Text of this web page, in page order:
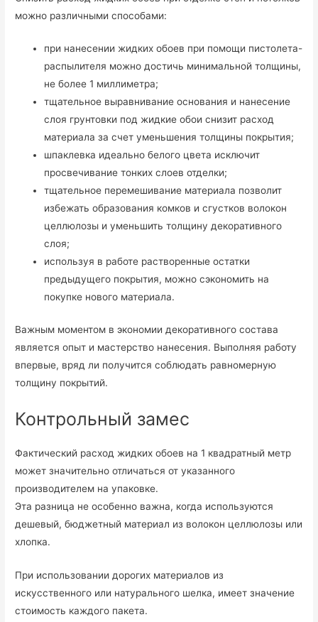
можно различными способами:
при нанесении жидких обоев при помощи пистолета-
распылителя можно достичь минимальной толщины,
не более 1 миллиметра;
тщательное выравнивание основания и нанесение
слоя грунтовки под жидкие обои снизит расход
материала за счет уменьшения толщины покрытия;
шпаклевка идеально белого цвета исключит
просвечивание тонких слоев отделки;
тщательное перемешивание материала позволит
избежать образования комков и сгустков волокон
целлюлозы и уменьшить толщину декоративного
слоя;
используя в работе растворенные остатки
предыдущего покрытия, можно сэкономить на
покупке нового материала.
Важным моментом в экономии декоративного состава
является опыт и мастерство нанесения. Выполняя работу
впервые, вряд ли получится соблюдать равномерную
толщину покрытий.
Контрольный замес
Фактический расход жидких обоев на 1 квадратный метр
может значительно отличаться от указанного
производителем на упаковке.
Эта разница не особенно важна, когда используются
дешевый, бюджетный материал из волокон целлюлозы или
хлопка.
При использовании дорогих материалов из
искусственного или натурального шелка, имеет значение
стоимость каждого пакета.